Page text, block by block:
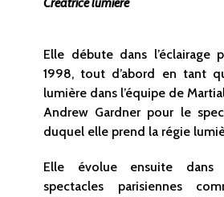
Elle débute dans l’éclairage
1998, tout d’abord en tant
lumière dans l’équipe de
Andrew Gardner pour le
duquel elle prend la régie
Elle évolue ensuite
spectacles parisiennes